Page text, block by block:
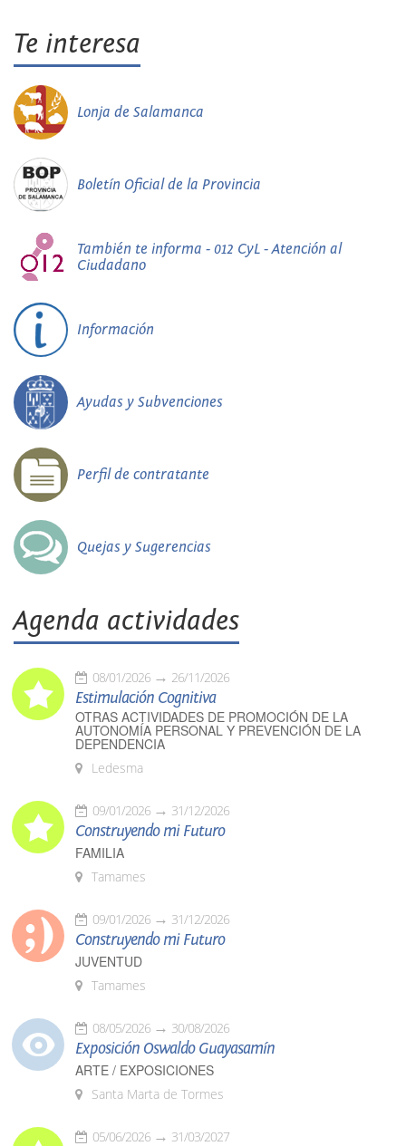
Te interesa
Lonja de Salamanca
Boletín Oficial de la Provincia
También te informa - 012 CyL - Atención al
Ciudadano
Información
Ayudas y Subvenciones
Perfil de contratante
Quejas y Sugerencias
Agenda actividades
08/01/2026 26/11/2026
Estimulación Cognitiva
OTRAS ACTIVIDADES DE PROMOCIÓN DE LA
AUTONOMÍA PERSONAL Y PREVENCIÓN DE LA
DEPENDENCIA
Ledesma
09/01/2026 31/12/2026
Construyendo mi Futuro
FAMILIA
Tamames
09/01/2026 31/12/2026
Construyendo mi Futuro
JUVENTUD
Tamames
08/05/2026 30/08/2026
Exposición Oswaldo Guayasamín
ARTE / EXPOSICIONES
Santa Marta de Tormes
05/06/2026 31/03/2027